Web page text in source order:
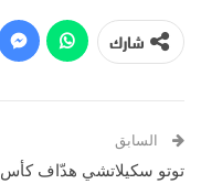
شارك
السابق
توتو سكيلاتشي هدّاف كأس